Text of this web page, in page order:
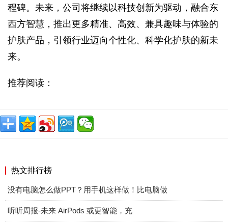
程碑。未来，公司将继续以科技创新为驱动，融合东
西方智慧，推出更多精准、高效、兼具趣味与体验的
护肤产品，引领行业迈向个性化、科学化护肤的新未
来。
推荐阅读：
热文排行榜
没有电脑怎么做PPT？用手机这样做！比电脑做
听听周报-未来 AirPods 或更智能，充